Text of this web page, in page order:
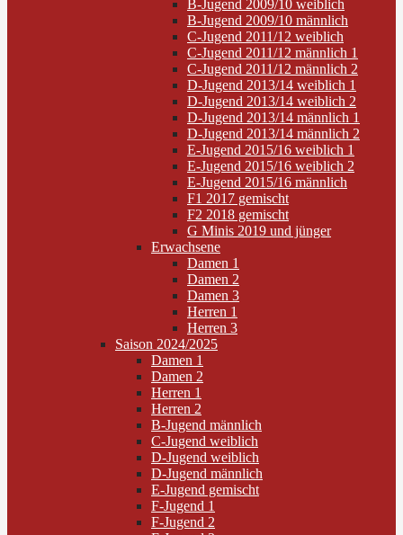
B-Jugend 2009/10 weiblich
B-Jugend 2009/10 männlich
C-Jugend 2011/12 weiblich
C-Jugend 2011/12 männlich 1
C-Jugend 2011/12 männlich 2
D-Jugend 2013/14 weiblich 1
D-Jugend 2013/14 weiblich 2
D-Jugend 2013/14 männlich 1
D-Jugend 2013/14 männlich 2
E-Jugend 2015/16 weiblich 1
E-Jugend 2015/16 weiblich 2
E-Jugend 2015/16 männlich
F1 2017 gemischt
F2 2018 gemischt
G Minis 2019 und jünger
Erwachsene
Damen 1
Damen 2
Damen 3
Herren 1
Herren 3
Saison 2024/2025
Damen 1
Damen 2
Herren 1
Herren 2
B-Jugend männlich
C-Jugend weiblich
D-Jugend weiblich
D-Jugend männlich
E-Jugend gemischt
F-Jugend 1
F-Jugend 2